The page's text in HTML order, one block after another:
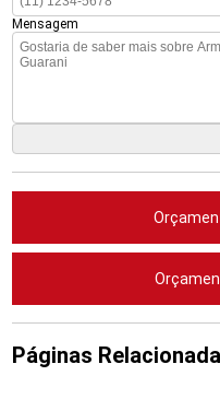
Mensagem
Páginas